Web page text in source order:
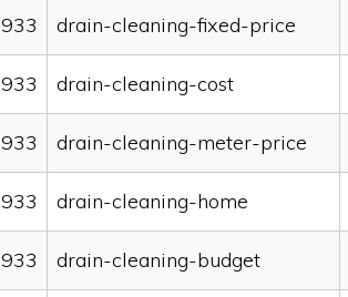
drain-cleaning-fixed-price
drain-cleaning-cost
drain-cleaning-meter-price
drain-cleaning-home
drain-cleaning-budget